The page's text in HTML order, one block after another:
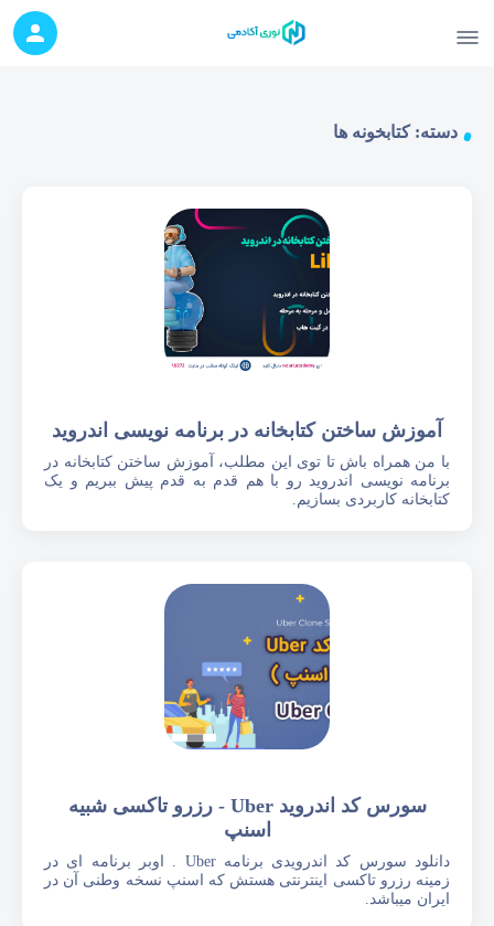
دسته:کتابخونه ها
آموزش ساختن کتابخانه در برنامه نویسی اندروید
با من همراه باش تا توی این مطلب، آموزش ساختن کتابخانه در
برنامه نویسی اندروید رو با هم قدم به قدم پیش ببریم و یک
کتابخانه کاربردی بسازیم.
سورس کد اندروید Uber - رزرو تاکسی شبیه
اسنپ
دانلود سورس کد اندرویدی برنامه Uber . اوبر برنامه ای در
زمینه رزرو تاکسی اینترنتی هستش که اسنپ نسخه وطنی آن در
ایران میباشد.